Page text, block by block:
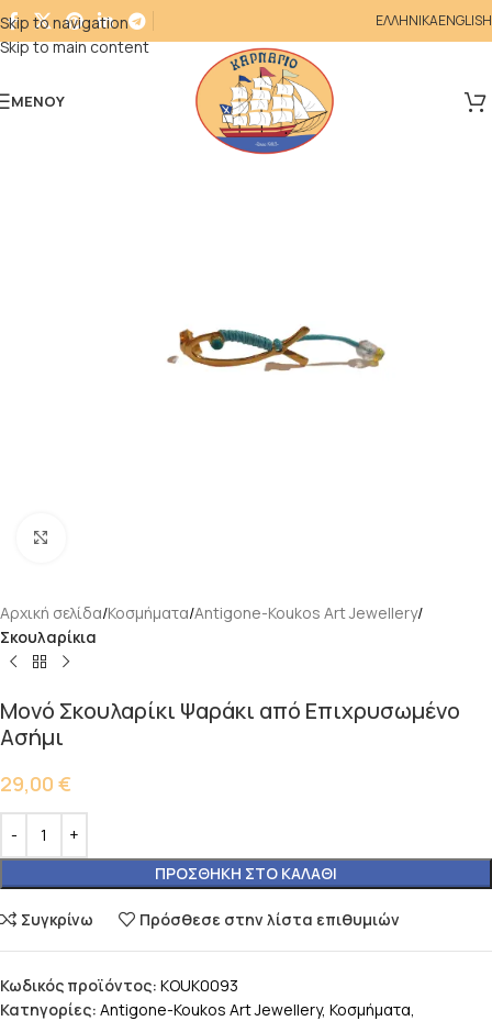
Skip to navigation
Skip to main content
ΕΛΛΗΝΙΚΑENGLISH
ΜΕΝΟΎ
Αρχική σελίδα Κοσμήματα Antigone-Koukos Art Jewellery
Σκουλαρίκια
Μονό Σκουλαρίκι Ψαράκι από Επιχρυσωμένο
Ασήμι
29,00 €
ΠΡΟΣΘΉΚΗ ΣΤΟ ΚΑΛΆΘΙ
Συγκρίνω Πρόσθεσε στην λίστα επιθυμιών
Κωδικός προϊόντος: KOUK0093
Κατηγορίες: Antigone-Koukos Art Jewellery, Κοσμήματα